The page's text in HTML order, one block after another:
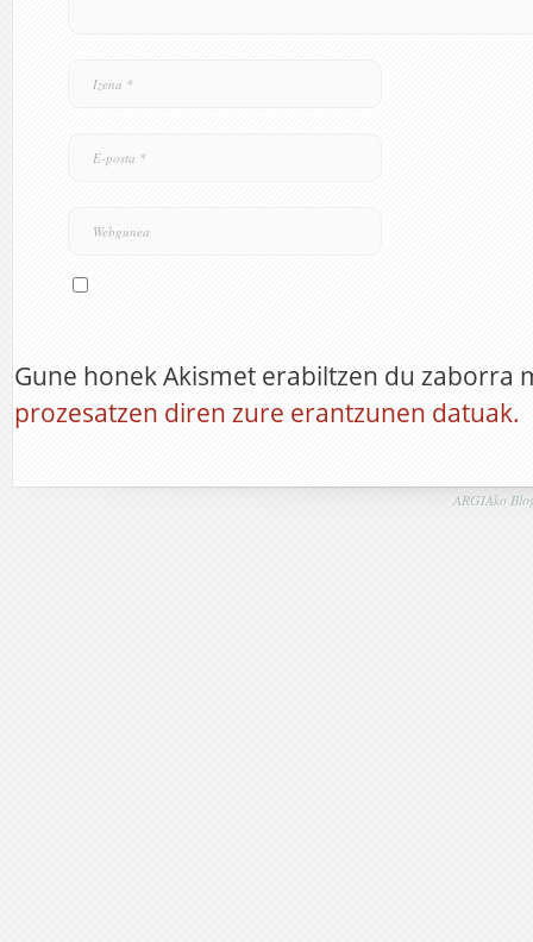
Gune honek Akismet erabiltzen du zaborra
prozesatzen diren zure erantzunen datuak.
ARGIAko